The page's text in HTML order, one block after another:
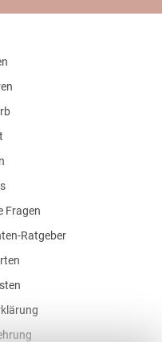
Fragen
Ratgeber